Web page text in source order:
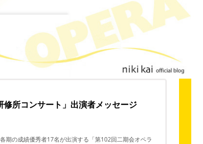
所コンサート」出演者メッセージ
期の成績優秀者17名が出演する「第102回二期会オペラ